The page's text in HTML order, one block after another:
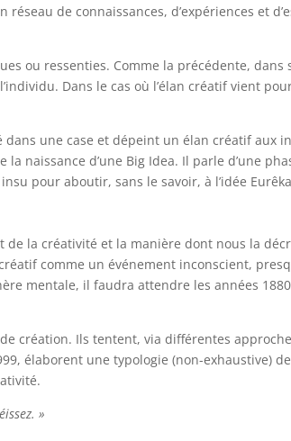
de connaissances, d’expériences et
ou ressenties. Comme la précédente, dans
Dans le cas où l’élan créatif vient
une case et dépeint un élan créatif aux
naissance d’une Big Idea. Il parle d’une
pour aboutir, sans le savoir, à l’idée
la créativité et la manière dont nous la
comme un événement inconscient,
mentale, il faudra attendre les années
création. Ils tentent, via différentes
élaborent une typologie (non-exhaustive)
»